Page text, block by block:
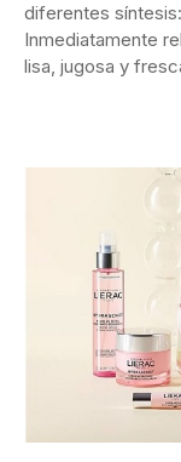
diferentes
Inmediatamente
lisa, jugosa y